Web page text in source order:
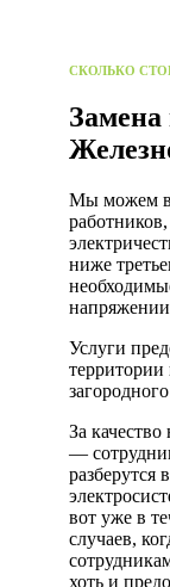
СКОЛЬКО
Замена
Мы можем
ниже
Услуги
территории
За
—
разберутся
вот уже в
случаев,
хоть и